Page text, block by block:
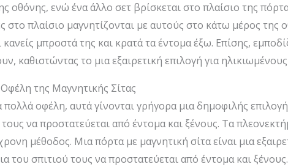
οθόνης, ενώ ένα άλλο σετ βρίσκεται στο πλαίσιο της
στο πλαίσιο μαγνητίζονται με αυτούς στο κάτω μέρος της
κανείς μπροστά της και κρατά τα έντομα έξω. Επίσης,
καθιστώντας το μια εξαιρετική επιλογή για
της Μαγνητικής Σίτας
οφέλη, αυτά γίνονται γρήγορα μια δημοφιλής
να προστατεύεται από έντομα και ξένους. Τα
μέθοδος. Μια πόρτα με μαγνητική σίτα είναι μια
του σπιτιού τους να προστατεύεται από έντομα και